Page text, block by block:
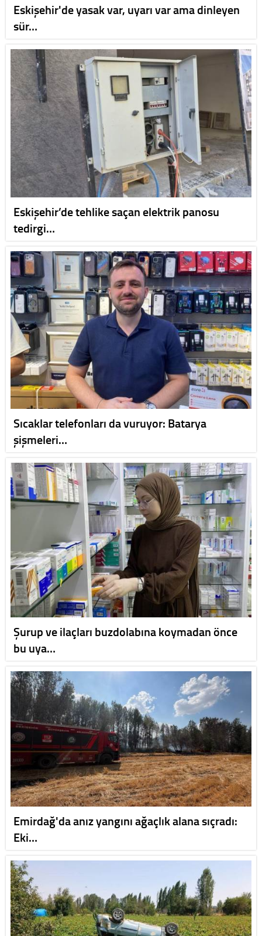
Eskişehir'de yasak var, uyarı var ama dinleyen
sür…
Eskişehir’de tehlike saçan elektrik panosu
tedirgi…
Sıcaklar telefonları da vuruyor: Batarya
şişmeleri…
Şurup ve ilaçları buzdolabına koymadan önce
bu uya…
Emirdağ'da anız yangını ağaçlık alana sıçradı:
Eki…